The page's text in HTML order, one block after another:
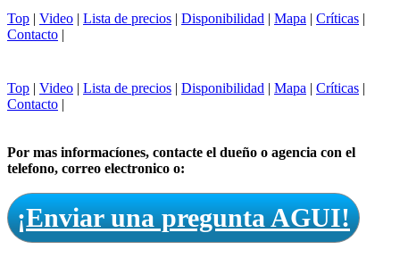
Top | Video | Lista de precios | Disponibilidad | Mapa | Críticas |
Contacto |
Top | Video | Lista de precios | Disponibilidad | Mapa | Críticas |
Contacto |
Por mas informacíones, contacte el dueño o agencia con el
telefono, correo electronico o:
¡Enviar una pregunta AGUI!